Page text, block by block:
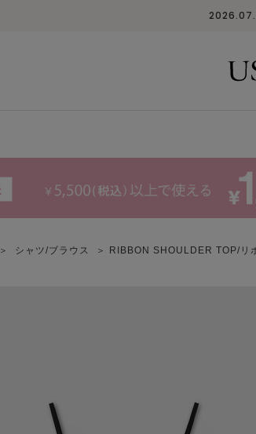
＞ シャツ/ブラウス ＞ RIBBON SHOULDER TOP/リ